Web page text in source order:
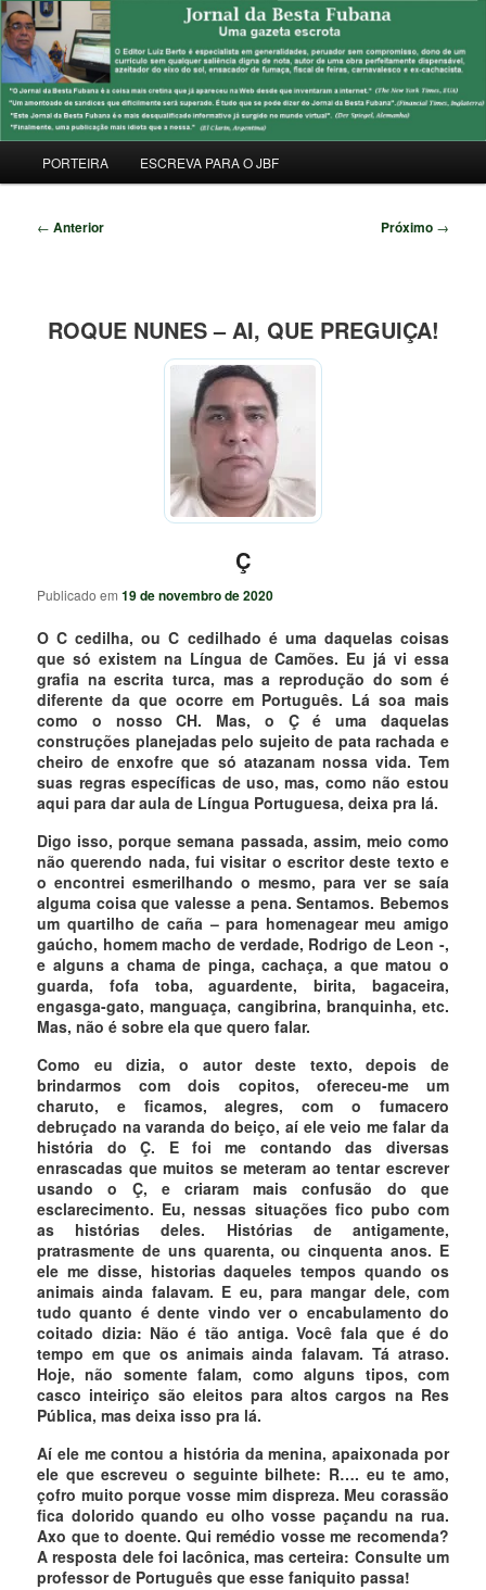
Pular
para
o
conteúdo
principalJORNAL DA BESTA FUBANA
Uma Gazeta Escrota
principal
PORTEIRA ESCREVA PARA O JBF
Navegação
← Anterior Próximo →
ROQUE NUNES – AI, QUE PREGUIÇA!
Ç
Publicado em19 de novembro de 2020
O C cedilha, ou C cedilhado é uma daquelas coisas
que só existem na Língua de Camões. Eu já vi essa
grafia na escrita turca, mas a reprodução do som é
diferente da que ocorre em Português. Lá soa mais
como o nosso CH. Mas, o Ç é uma daquelas
construções planejadas pelo sujeito de pata rachada e
cheiro de enxofre que só atazanam nossa vida. Tem
suas regras específicas de uso, mas, como não estou
aqui para dar aula de Língua Portuguesa, deixa pra lá.
Digo isso, porque semana passada, assim, meio como
não querendo nada, fui visitar o escritor deste texto e
o encontrei esmerilhando o mesmo, para ver se saía
alguma coisa que valesse a pena. Sentamos. Bebemos
um quartilho de caña – para homenagear meu amigo
gaúcho, homem macho de verdade, Rodrigo de Leon -,
e alguns a chama de pinga, cachaça, a que matou o
guarda, fofa toba, aguardente, birita, bagaceira,
engasga-gato, manguaça, cangibrina, branquinha, etc.
Mas, não é sobre ela que quero falar.
Como eu dizia, o autor deste texto, depois de
brindarmos com dois copitos, ofereceu-me um
charuto, e ficamos, alegres, com o fumacero
debruçado na varanda do beiço, aí ele veio me falar da
história do Ç. E foi me contando das diversas
enrascadas que muitos se meteram ao tentar escrever
usando o Ç, e criaram mais confusão do que
esclarecimento. Eu, nessas situações fico pubo com
as histórias deles. Histórias de antigamente,
pratrasmente de uns quarenta, ou cinquenta anos. E
ele me disse, historias daqueles tempos quando os
animais ainda falavam. E eu, para mangar dele, com
tudo quanto é dente vindo ver o encabulamento do
coitado dizia: Não é tão antiga. Você fala que é do
tempo em que os animais ainda falavam. Tá atraso.
Hoje, não somente falam, como alguns tipos, com
casco inteiriço são eleitos para altos cargos na Res
Pública, mas deixa isso pra lá.
Aí ele me contou a história da menina, apaixonada por
ele que escreveu o seguinte bilhete: R…. eu te amo,
çofro muito porque vosse mim dispreza. Meu corassão
fica dolorido quando eu olho vosse paçandu na rua.
Axo que to doente. Qui remédio vosse me recomenda?
A resposta dele foi lacônica, mas certeira: Consulte um
professor de Português que esse faniquito passa!